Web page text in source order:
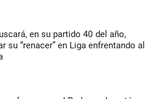
en su partido 40 del año,
su “renacer” en Liga enfrentando al